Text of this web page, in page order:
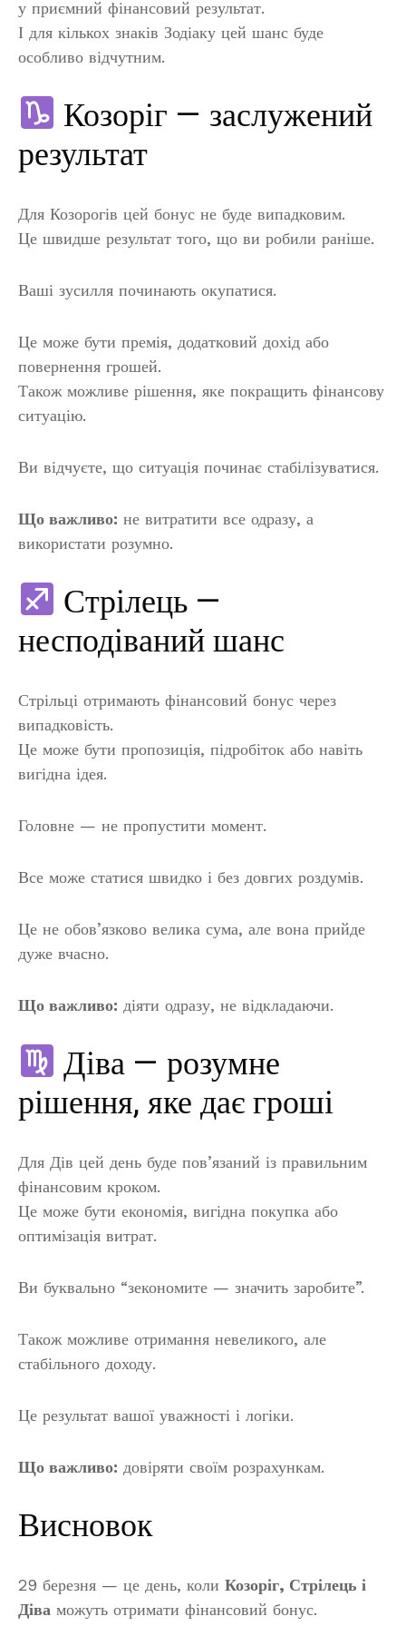
у приємний фінансовий результат.
І для кількох знаків Зодіаку цей шанс буде
особливо відчутним.
Козоріг — заслужений
результат
Для Козорогів цей бонус не буде випадковим.
Це швидше результат того, що ви робили раніше.
Ваші зусилля починають окупатися.
Це може бути премія, додатковий дохід або
повернення грошей.
Також можливе рішення, яке покращить фінансову
ситуацію.
Ви відчуєте, що ситуація починає стабілізуватися.
Що важливо: не витратити все одразу, а
використати розумно.
Стрілець —
несподіваний шанс
Стрільці отримають фінансовий бонус через
випадковість.
Це може бути пропозиція, підробіток або навіть
вигідна ідея.
Головне — не пропустити момент.
Все може статися швидко і без довгих роздумів.
Це не обов’язково велика сума, але вона прийде
дуже вчасно.
Що важливо: діяти одразу, не відкладаючи.
Діва — розумне
рішення, яке дає гроші
Для Дів цей день буде пов’язаний із правильним
фінансовим кроком.
Це може бути економія, вигідна покупка або
оптимізація витрат.
Ви буквально “зекономите — значить заробите”.
Також можливе отримання невеликого, але
стабільного доходу.
Це результат вашої уважності і логіки.
Що важливо: довіряти своїм розрахункам.
Висновок
29 березня — це день, коли Козоріг, Стрілець і
Діва можуть отримати фінансовий бонус.